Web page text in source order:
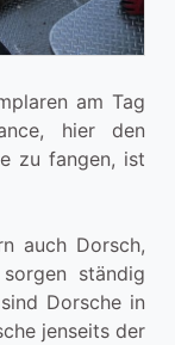
am Tag
hier den
zu fangen, ist
auch Dorsch,
ständig
Dorsche in
jenseits der